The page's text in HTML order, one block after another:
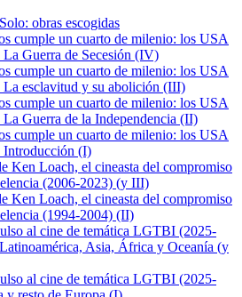
obras escogidas
cumple un cuarto de milenio: los USA
La Guerra de Secesión (IV)
cumple un cuarto de milenio: los USA
La esclavitud y su abolición (III)
cumple un cuarto de milenio: los USA
La Guerra de la Independencia (II)
cumple un cuarto de milenio: los USA
Introducción (I)
Ken Loach, el cineasta del compromiso
(2006-2023) (y III)
Ken Loach, el cineasta del compromiso
(1994-2004) (II)
al cine de temática LGTBI (2025-
Asia, África y Oceanía (y
al cine de temática LGTBI (2025-